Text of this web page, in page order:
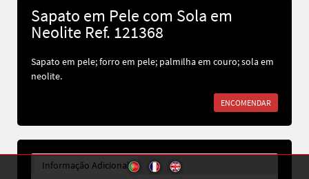
Sapato em Pele com Sola em
Neolite Ref. 121368
Sapato em pele; forro em pele; palmilha em couro; sola em
neolite.
ENCOMENDAR
Informação Adicional